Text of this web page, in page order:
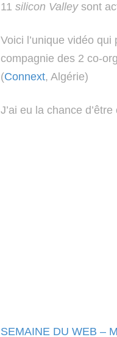
11 silicon Valleysont
Voici l’unique vidéo
compagnie des 2 co-
(Connext, Algérie)
J’ai eu la chance
SEMAINE DU WEB –